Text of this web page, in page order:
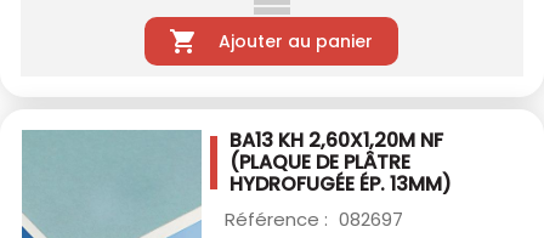
Ajouter au panier
BA13 KH 2,60X1,20M NF
(PLAQUE DE PLÂTRE
HYDROFUGÉE ÉP. 13MM)
Référence : 082697